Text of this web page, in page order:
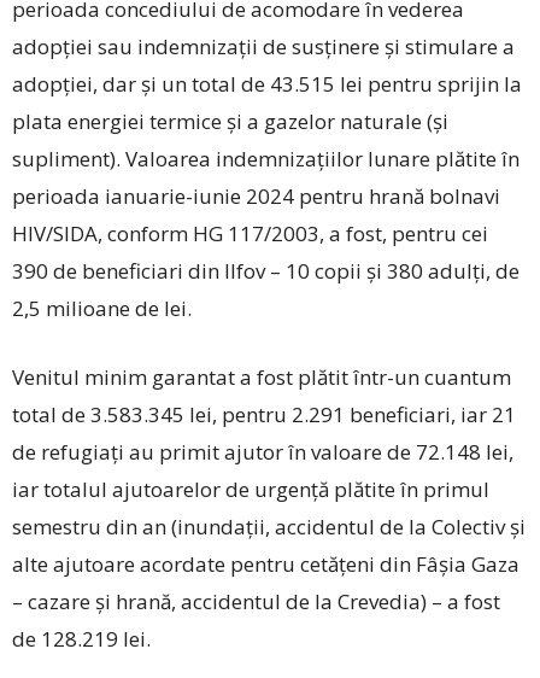
perioada concediului de acomodare în vederea
adopției sau indemnizații de susținere și stimulare a
adopției, dar și un total de 43.515 lei pentru sprijin la
plata energiei termice și a gazelor naturale (și
supliment). Valoarea indemnizațiilor lunare plătite în
perioada ianuarie-iunie 2024 pentru hrană bolnavi
HIV/SIDA, conform HG 117/2003, a fost, pentru cei
390 de beneficiari din Ilfov – 10 copii și 380 adulți, de
2,5 milioane de lei.
Venitul minim garantat a fost plătit ­într-un cuantum
total de 3.583.345 lei, pentru 2.291 beneficiari, iar 21
de refugiați au primit ajutor în valoare de 72.148 lei,
iar totalul ajutoarelor de urgență plătite în primul
semestru din an (inundații, accidentul de la Colectiv și
alte ajutoare acordate pentru cetățeni din Fâșia Gaza
– cazare și hrană, accidentul de la Crevedia) – a fost
de 128.219 lei.